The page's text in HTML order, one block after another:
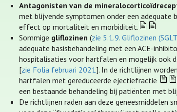
Antagonisten van de
met blijvende symptomen onder een adequate
effect op mortaliteit en morbiditeit.
Sommige gliflozinen (zie 5.1.9. Gliflozinen
adequate basisbehandeling met een ACE-
hospitalisaties voor hartfalen en mogelijk ook
[zie Folia februari 2021]. In de richtlijnen
hartfalen met gereduceerde ejectiefractie
een bestaande behandeling bij patiënten met
De richtlijnen raden aan deze